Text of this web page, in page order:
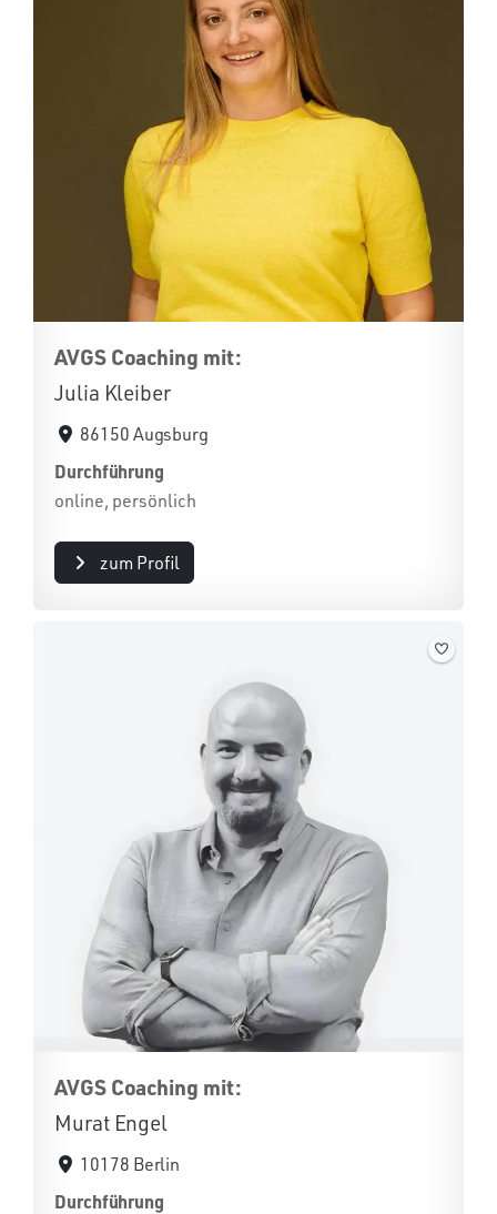
AVGS Coaching mit:
Julia Kleiber
86150 Augsburg
Durchführung
online, persönlich
zum Profil
AVGS Coaching mit:
Murat Engel
10178 Berlin
Durchführung